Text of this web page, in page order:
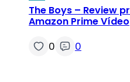
The Boys – Review
Amazon Prime Vídeo
0 0